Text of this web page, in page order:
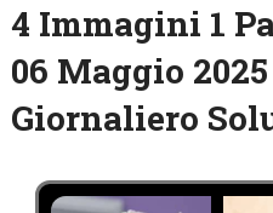
4 Immagini 1
06 Maggio
Giornaliero